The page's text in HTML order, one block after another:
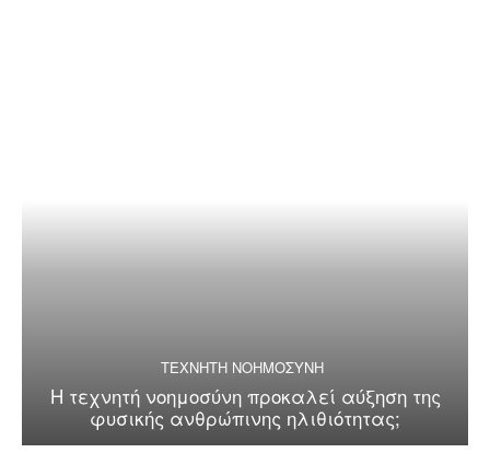
ΤΕΧΝΗΤΗ ΝΟΗΜΟΣΥΝΗ
Η τεχνητή νοημοσύνη προκαλεί αύξηση της
φυσικής ανθρώπινης ηλιθιότητας;